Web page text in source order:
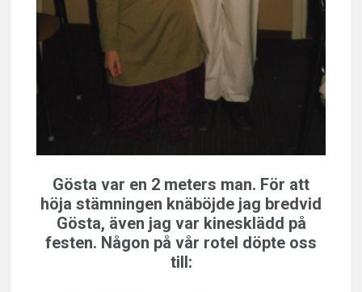
Gösta var en 2 meters man. För att
höja stämningen knäböjde jag bredvid
Gösta, även jag var kinesklädd på
festen. Någon på vår rotel döpte oss
till: